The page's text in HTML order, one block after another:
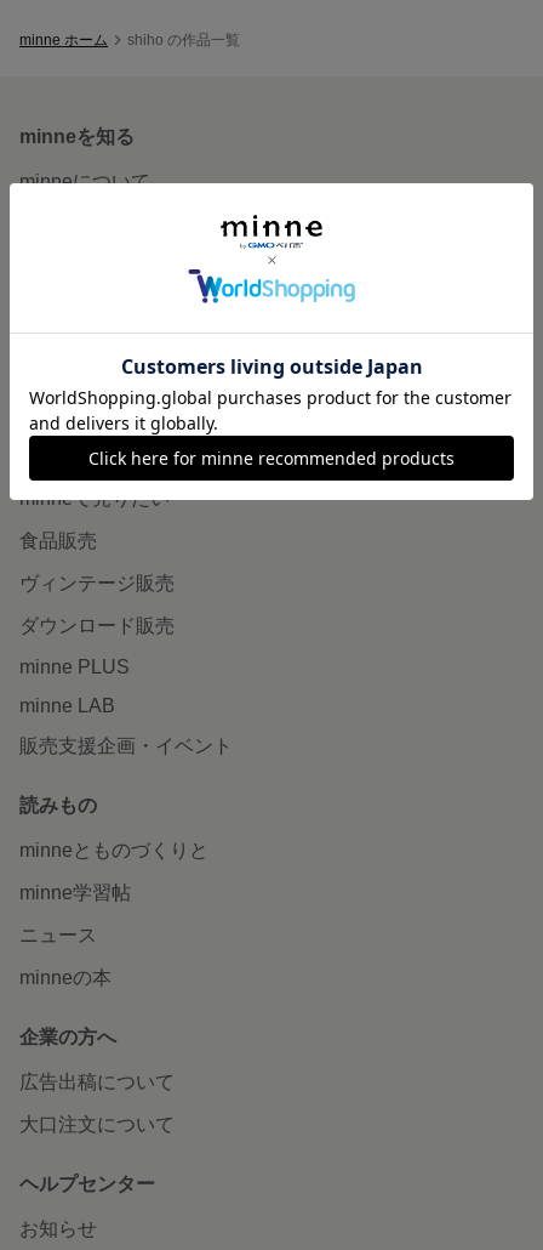
minne ホーム shiho の作品一覧
minneを知る
minneについて
特集
作品販売について
minneで売りたい
食品販売
ヴィンテージ販売
ダウンロード販売
minne PLUS
minne LAB
販売支援企画・イベント
読みもの
minneとものづくりと
minne学習帖
ニュース
minneの本
企業の方へ
広告出稿について
大口注文について
ヘルプセンター
お知らせ